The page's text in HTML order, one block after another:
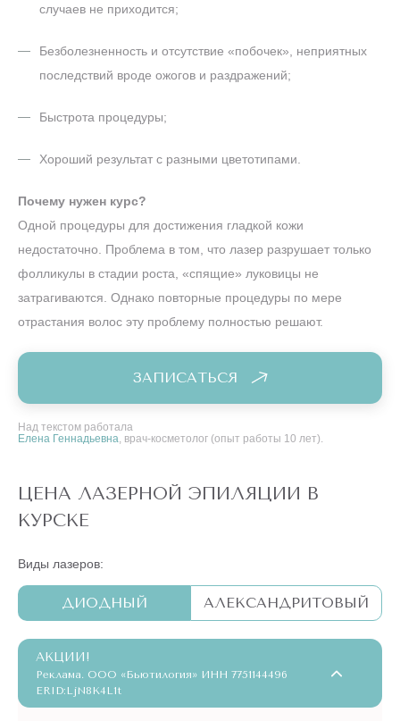
случаев не приходится;
Безболезненность и отсутствие «побочек», неприятных
последствий вроде ожогов и раздражений;
Быстрота процедуры;
Хороший результат с разными цветотипами.
Почему нужен курс?
Одной процедуры для достижения гладкой кожи
недостаточно. Проблема в том, что лазер разрушает только
фолликулы в стадии роста, «спящие» луковицы не
затрагиваются. Однако повторные процедуры по мере
отрастания волос эту проблему полностью решают.
ЗАПИСАТЬСЯ
Над текстом работала
Елена Геннадьевна , врач-косметолог (опыт работы 10 лет).
ЦЕНА ЛАЗЕРНОЙ ЭПИЛЯЦИИ В
КУРСКЕ
Виды лазеров:
ДИОДНЫЙ АЛЕКСАНДРИТОВЫЙ
АКЦИИ!
Реклама. ООО «Бьютилогия» ИНН 7751144496
ERID:LjN8K4L1t